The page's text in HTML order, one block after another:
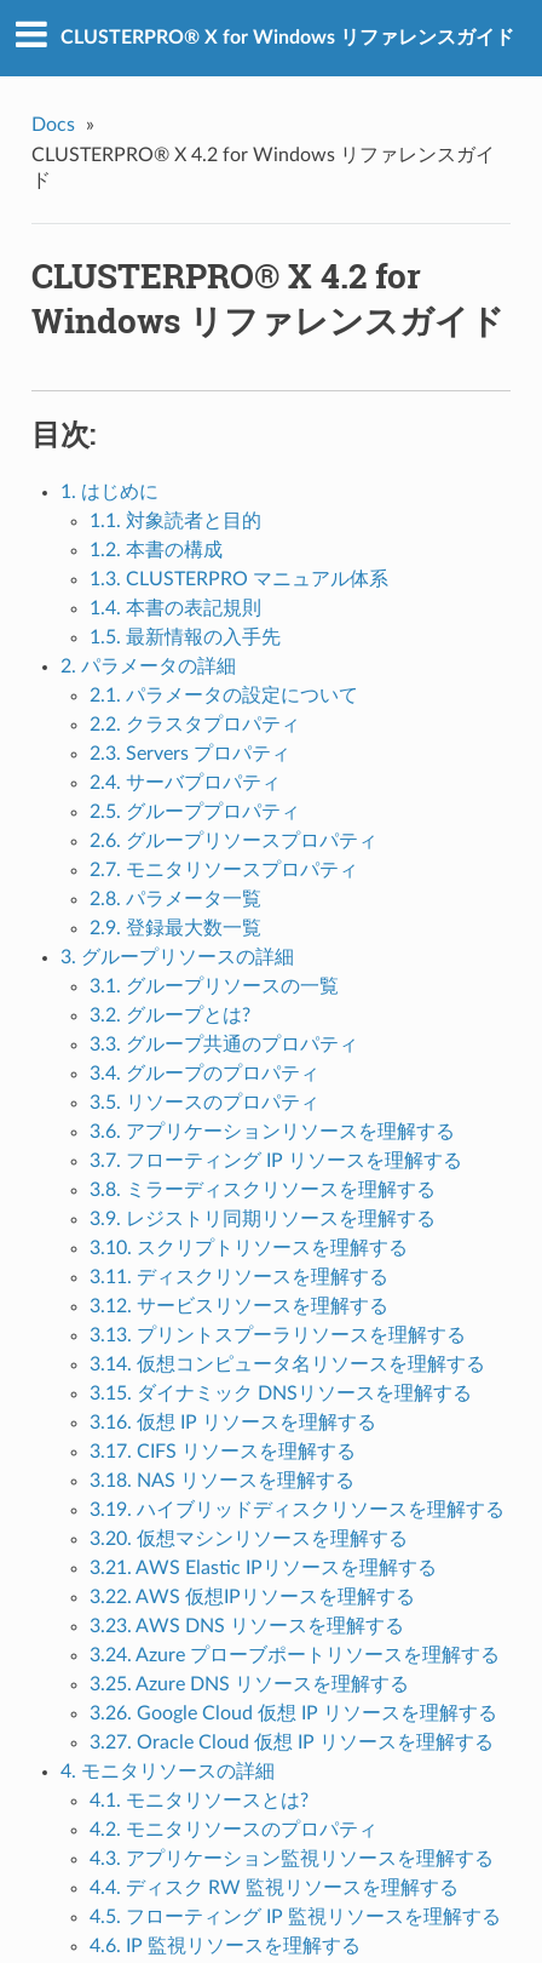
CLUSTERPRO® X for Windows リファレンスガイド
Docs
»
CLUSTERPRO® X 4.2 for Windows リファレンスガイ
ド
CLUSTERPRO® X 4.2 for
Windows リファレンスガイド
目次:
1. はじめに
1.1. 対象読者と目的
1.2. 本書の構成
1.3. CLUSTERPRO マニュアル体系
1.4. 本書の表記規則
1.5. 最新情報の入手先
2. パラメータの詳細
2.1. パラメータの設定について
2.2. クラスタプロパティ
2.3. Servers プロパティ
2.4. サーバプロパティ
2.5. グループプロパティ
2.6. グループリソースプロパティ
2.7. モニタリソースプロパティ
2.8. パラメータ一覧
2.9. 登録最大数一覧
3. グループリソースの詳細
3.1. グループリソースの一覧
3.2. グループとは?
3.3. グループ共通のプロパティ
3.4. グループのプロパティ
3.5. リソースのプロパティ
3.6. アプリケーションリソースを理解する
3.7. フローティング IP リソースを理解する
3.8. ミラーディスクリソースを理解する
3.9. レジストリ同期リソースを理解する
3.10. スクリプトリソースを理解する
3.11. ディスクリソースを理解する
3.12. サービスリソースを理解する
3.13. プリントスプーラリソースを理解する
3.14. 仮想コンピュータ名リソースを理解する
3.15. ダイナミック DNSリソースを理解する
3.16. 仮想 IP リソースを理解する
3.17. CIFS リソースを理解する
3.18. NAS リソースを理解する
3.19. ハイブリッドディスクリソースを理解する
3.20. 仮想マシンリソースを理解する
3.21. AWS Elastic IPリソースを理解する
3.22. AWS 仮想IPリソースを理解する
3.23. AWS DNS リソースを理解する
3.24. Azure プローブポートリソースを理解する
3.25. Azure DNS リソースを理解する
3.26. Google Cloud 仮想 IP リソースを理解する
3.27. Oracle Cloud 仮想 IP リソースを理解する
4. モニタリソースの詳細
4.1. モニタリソースとは?
4.2. モニタリソースのプロパティ
4.3. アプリケーション監視リソースを理解する
4.4. ディスク RW 監視リソースを理解する
4.5. フローティング IP 監視リソースを理解する
4.6. IP 監視リソースを理解する